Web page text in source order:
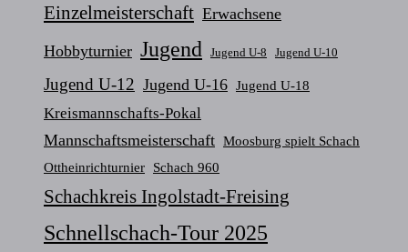
Einzelmeisterschaft Erwachsene
Hobbyturnier Jugend Jugend U-8 Jugend U-10
Jugend U-12 Jugend U-16 Jugend U-18
Kreismannschafts-Pokal
Mannschaftsmeisterschaft Moosburg spielt Schach
Ottheinrichturnier Schach 960
Schachkreis Ingolstadt-Freising
Schnellschach-Tour 2025